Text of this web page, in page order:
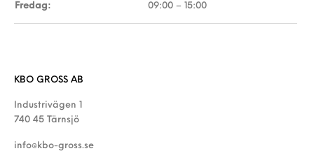
Fredag: 09:00 – 15:00
KBO GROSS AB
Industrivägen 1
740 45 Tärnsjö
info@kbo-gross.se